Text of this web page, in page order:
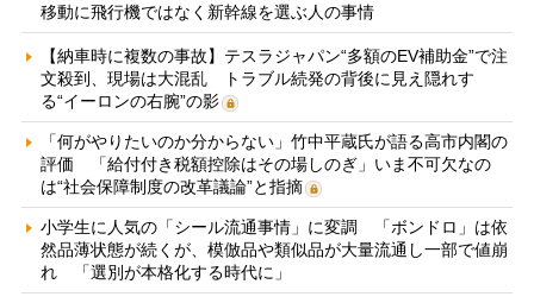
移動に飛行機ではなく新幹線を選ぶ人の事情
【納車時に複数の事故】テスラジャパン“多額のEV補助金”で注
文殺到、現場は大混乱 トラブル続発の背後に見え隠れす
る“イーロンの右腕”の影
「何がやりたいのか分からない」竹中平蔵氏が語る高市内閣の
評価 「給付付き税額控除はその場しのぎ」いま不可欠なの
は“社会保障制度の改革議論”と指摘
小学生に人気の「シール流通事情」に変調 「ボンドロ」は依
然品薄状態が続くが、模倣品や類似品が大量流通し一部で値崩
れ 「選別が本格化する時代に」